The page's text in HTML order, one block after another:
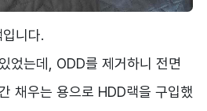
니다.
었는데, ODD를 제거하니 전면
채우는 용으로 HDD랙을 구입했